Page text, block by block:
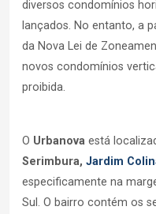
diversos condomínios
lançados. No entanto, a
da Nova Lei de
novos condomínios
proibida.
O Urbanova está
Serimbura, Jardim
especificamente na
Sul. O bairro contém os